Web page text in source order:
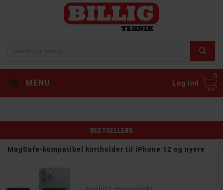
MENU Log ind
0
BESTSELLERS
MagSafe-kompatibel kortholder til iPhone 12 og nyere